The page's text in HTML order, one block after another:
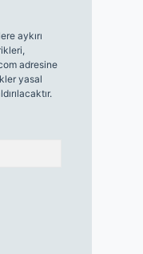
aykırı
adresine
yasal